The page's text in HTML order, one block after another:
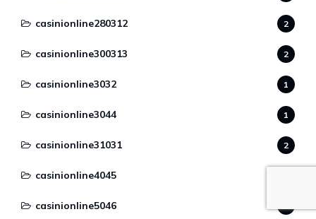
casinionline280312 2
casinionline300313 2
casinionline3032 1
casinionline3044 1
casinionline31031 2
casinionline4045
casinionline5046